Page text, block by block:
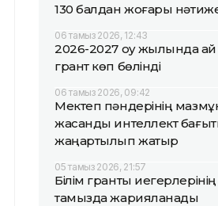
130 балдан жоғары нәтиже
06 тамыз 2026, 12:43
2026-2027 оқу жылында қай
грант көп бөлінді
06 тамыз 2026, 09:42
Мектеп пәндерінің
жасанды интеллект
жаңартылып жатыр
05 тамыз 2026, 21:57
Білім гранты иегерлерінің
тамызда жарияланады